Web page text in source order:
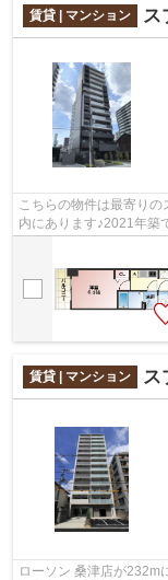
賃貸 | マンション ス
こちらの物件は最寄り
内にあります♪2021年築
ただける駅は2駅あり、
賃貸 | マンション ス
ローソン 桑津店が232m